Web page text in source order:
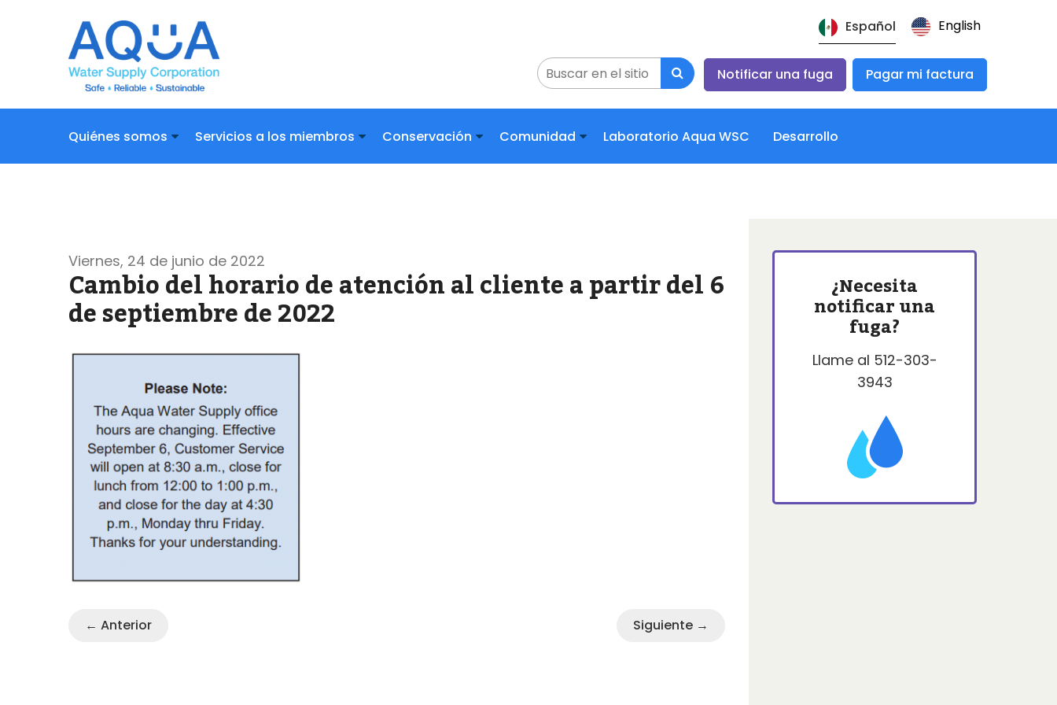
Español English
Notificar una fuga Pagar mi factura
Quiénes somos Servicios a los miembros Conservación Comunidad Laboratorio Aqua WSC Desarrollo
Viernes, 24 de junio de 2022
Cambio del horario de atención al cliente a partir del 6
de septiembre de 2022
← Anterior Siguiente →
¿Necesita
notificar una
fuga?
Llame al 512-303-
3943